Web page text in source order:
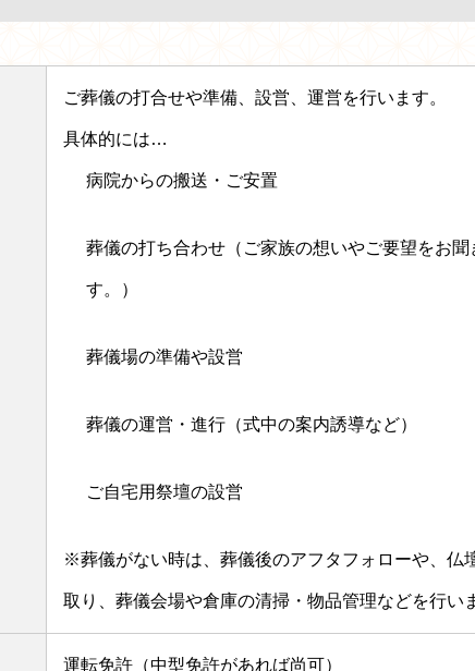
ご葬儀の打合せや準備、設営、運営を行います。
具体的には…
病院からの搬送・ご安置
葬儀の打ち合わせ（ご家族の想いやご要望をお
す。）
葬儀場の準備や設営
葬儀の運営・進行（式中の案内誘導など）
ご自宅用祭壇の設営
※葬儀がない時は、葬儀後のアフタフォローや、仏
取り、葬儀会場や倉庫の清掃・物品管理などを行い
運転免許（中型免許があれば尚可）